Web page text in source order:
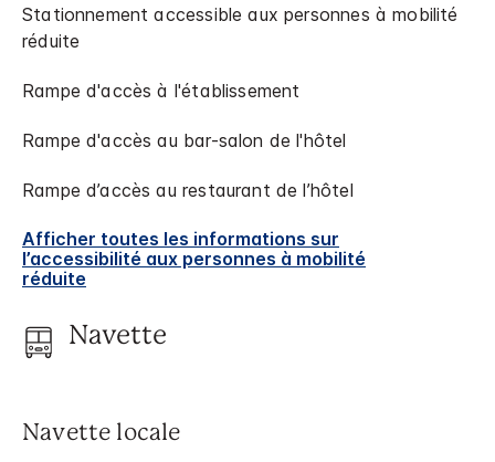
Stationnement accessible aux personnes à mobilité
réduite
Rampe d'accès à l'établissement
Rampe d'accès au bar-salon de l'hôtel
Rampe d’accès au restaurant de l’hôtel
Afficher toutes les informations sur
l’accessibilité aux personnes à mobilité
réduite
Navette
Navette locale